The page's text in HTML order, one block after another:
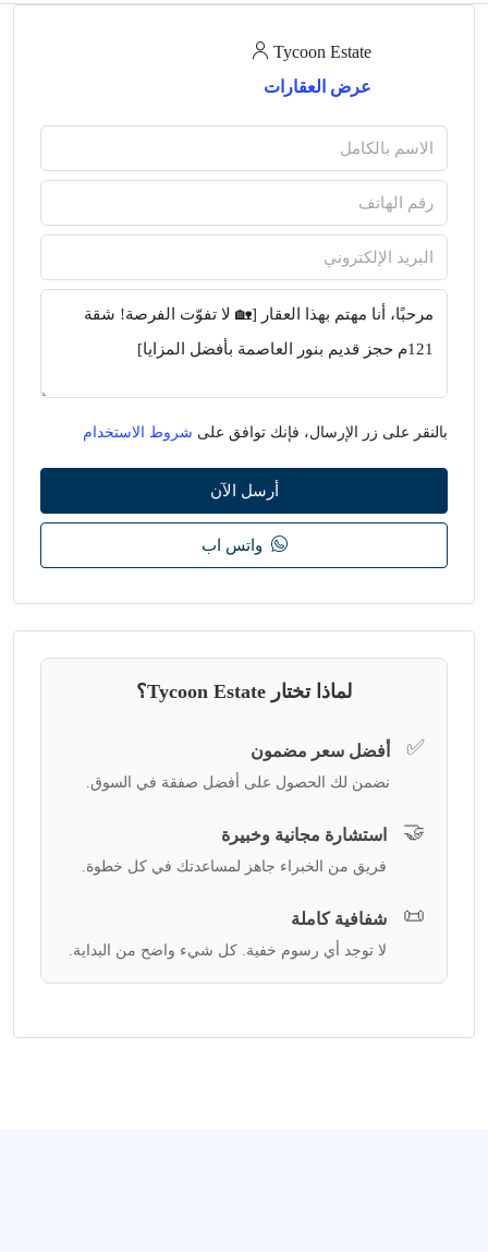
Tycoon Estate
عرض العقارات
بالنقر على زر الإرسال، فإنك توافق على شروط الاستخدام
أرسل الآن
واتس اب
لماذا تختار Tycoon Estate؟
✅ أفضل سعر مضمون
نضمن لك الحصول على أفضل صفقة في السوق.
🤝 استشارة مجانية وخبيرة
فريق من الخبراء جاهز لمساعدتك في كل خطوة.
📜 شفافية كاملة
لا توجد أي رسوم خفية. كل شيء واضح من البداية.